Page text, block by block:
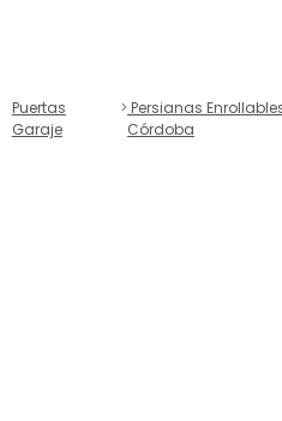
Puertas
Garaje
Persianas
Córdoba